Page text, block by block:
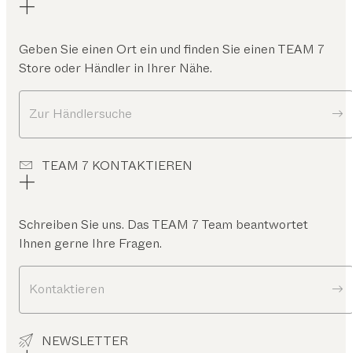
Geben Sie einen Ort ein und finden Sie einen TEAM 7
Store oder Händler in Ihrer Nähe.
Zur Händlersuche
TEAM 7 KONTAKTIEREN
Schreiben Sie uns. Das TEAM 7 Team beantwortet
Ihnen gerne Ihre Fragen.
Kontaktieren
NEWSLETTER